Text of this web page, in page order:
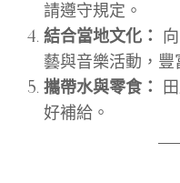
請遵守規定。
結合當地文化：
藝與音樂活動，豐
攜帶水與零食：
好補給。